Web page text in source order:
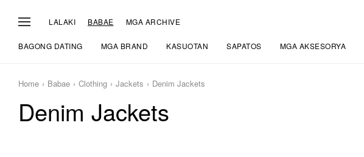
LALAKI BABAE MGA ARCHIVE
BAGONG DATING MGA BRAND KASUOTAN SAPATOS MGA AKSESORYA
Home Babae Clothing Jackets Denim Jackets
Denim Jackets